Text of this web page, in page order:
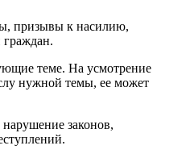
призывы к насилию,
теме. На усмотрение
нужной темы, ее может
законов,